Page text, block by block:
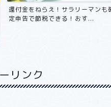
簿記3級は週4日/ 1日15分/ 4ヶ月
で取得できる。独...
リンク